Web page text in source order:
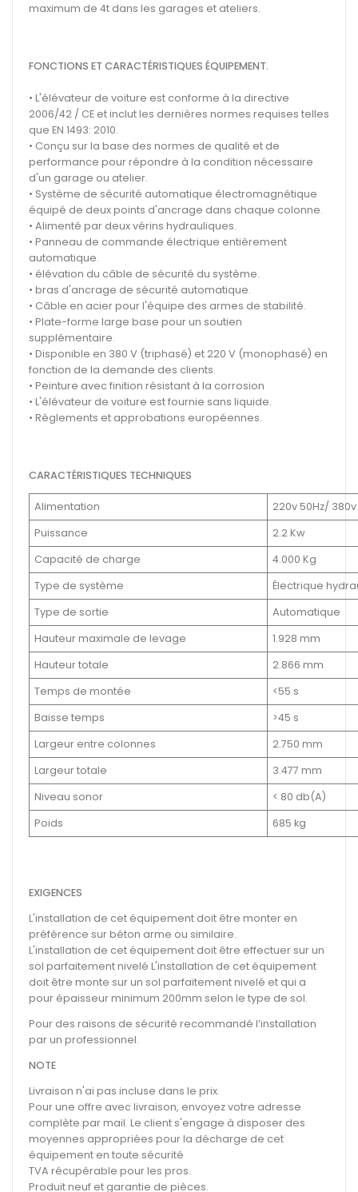
maximum de 4t dans les garages et ateliers.
FONCTIONS ET CARACTÉRISTIQUES ÉQUIPEMENT.
• L'élévateur de voiture est conforme à la directive
2006/42 / CE et inclut les dernières normes requises telles
que EN 1493: 2010.
• Conçu sur la base des normes de qualité et de
performance pour répondre à la condition nécessaire
d'un garage ou atelier.
• Système de sécurité automatique électromagnétique
équipé de deux points d'ancrage dans chaque colonne.
• Alimenté par deux vérins hydrauliques.
• Panneau de commande électrique entièrement
automatique.
• élévation du câble de sécurité du système.
• bras d'ancrage de sécurité automatique.
• Câble en acier pour l'équipe des armes de stabilité.
• Plate-forme large base pour un soutien
supplémentaire.
• Disponible en 380 V (triphasé) et 220 V (monophasé) en
fonction de la demande des clients.
• Peinture avec finition résistant à la corrosion
• L'élévateur de voiture est fournie sans liquide.
• Règlements et approbations européennes.
CARACTÉRISTIQUES TECHNIQUES
Alimentation
220v 50Hz/ 380v
Puissance
2.2 Kw
Capacité de charge
4.000 Kg
Type de système
Électrique
Type de sortie
Automatique
Hauteur maximale de levage
1.928 mm
Hauteur totale
2.866 mm
Temps de montée
<55 s
Baisse temps
>45 s
Largeur entre colonnes
2.750 mm
Largeur totale
3.477 mm
Niveau sonor
< 80 db(A)
Poids
685 kg
EXIGENCES
L'installation de cet équipement doit être monter en
préférence sur béton arme ou similaire.
L'installation de cet équipement doit être effectuer sur un
sol parfaitement nivelé L'installation de cet équipement
doit être monte sur un sol parfaitement nivelé et qui a
pour épaisseur minimum 200mm selon le type de sol.
Pour des raisons de sécurité recommandé l’installation
par un professionnel.
NOTE
Livraison n'ai pas incluse dans le prix.
Pour une offre avec livraison, envoyez votre adresse
complète par mail. Le client s'engage à disposer des
moyennes appropriées pour la décharge de cet
équipement en toute sécurité
TVA récupérable pour les pros.
Produit neuf et garantie de pièces.